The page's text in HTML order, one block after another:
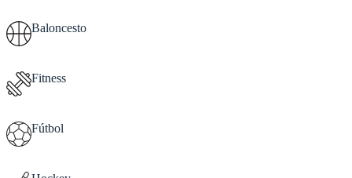
Baloncesto
Fitness
Fútbol